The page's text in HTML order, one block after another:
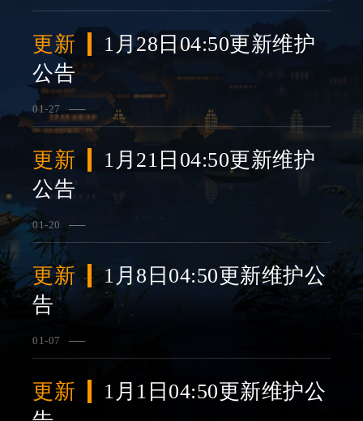
更新
1月28日04:50更新维护
公告
01-27
查看详情
更新
1月21日04:50更新维护
公告
01-20
查看详情
更新
1月8日04:50更新维护公
告
01-07
查看详情
更新
1月1日04:50更新维护公